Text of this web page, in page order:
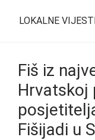
LOKALNE
Fiš iz
Hrvatskoj
Fišijadi u